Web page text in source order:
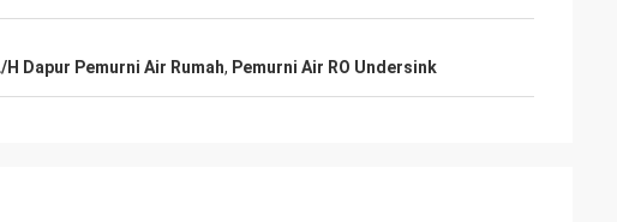
H Dapur Pemurni Air Rumah, Pemurni Air RO Undersink